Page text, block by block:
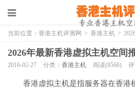
当前位置： 香港主机评测网 > 香港主机 >
2026年最新香港虚拟主机空间
2016-02-27 分类： 香港主机 阅读(8566)
香港虚拟主机是指服务器在香港